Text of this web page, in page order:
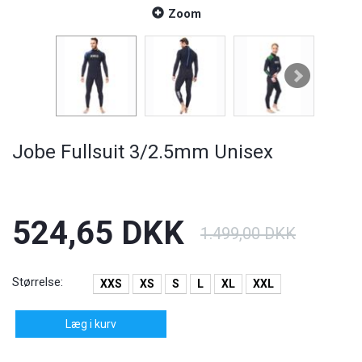
Zoom
Jobe Fullsuit 3/2.5mm Unisex
524,65 DKK 1.499,00 DKK
Størrelse: XXS XS S L XL XXL
Læg i kurv